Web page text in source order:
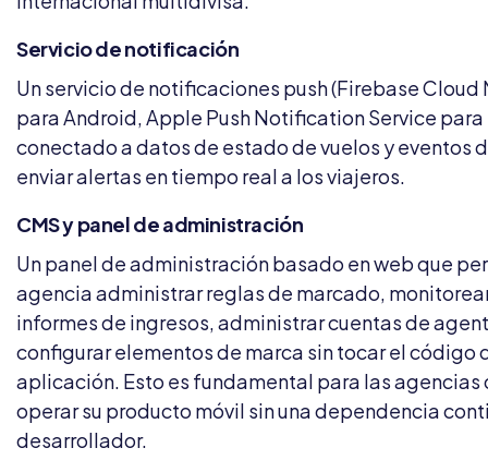
Servicio de notificación
Un servicio de notificaciones push (Firebase Cloud
para Android, Apple Push Notification Service para
conectado a datos de estado de vuelos y eventos
enviar alertas en tiempo real a los viajeros.
CMS y panel de administración
Un panel de administración basado en web que
agencia administrar reglas de marcado,
informes de ingresos, administrar cuentas de
configurar elementos de marca sin tocar el código
aplicación. Esto es fundamental para las agencias
operar su producto móvil sin una dependencia
desarrollador.